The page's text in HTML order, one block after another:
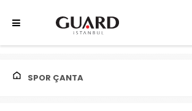
SPOR ÇANTA